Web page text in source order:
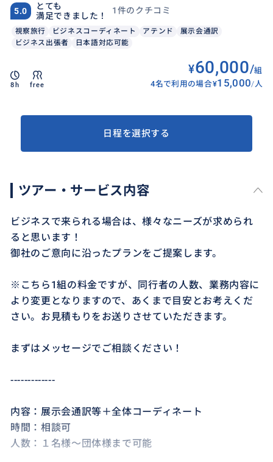
5.0
とても
満足できました！
1件のクチコミ
視察旅行 ビジネスコーディネート アテンド
展示会通訳
ビジネス出張者
日本語対応可能
8h free
¥60,000/組
4名で利用の場合¥15,000/人
日程を選択する
ツアー・サービス内容
ビジネスで来られる場合は、様々なニーズが求められ
ると思います！
御社のご意向に沿ったプランをご提案します。
※こちら1組の料金ですが、同行者の人数、業務内容に
より変更となりますので、あくまで目安とお考えくだ
さい。お見積もりをお送りさせていただきます。
まずはメッセージでご相談ください！
-------------
内容：展示会通訳等＋全体コーディネート
時間：相談可
人数：１名様〜団体様まで可能